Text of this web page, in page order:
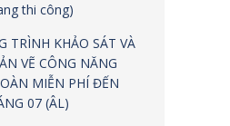
thi công)
TRÌNH KHẢO SÁT VÀ
VẼ CÔNG NĂNG
MIỄN PHÍ ĐẾN
07 (ÂL)